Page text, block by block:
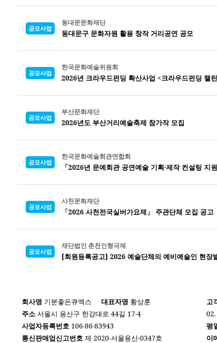
공모사업
동대문문화재단
동대문구 문화자원 활용 창작 거리공연 공모
공모사업
한국문화예술위원회
2026년 크라우드펀딩 확산사업 <크라우드펀딩 챌
공모사업
부산문화재단
2026년도 부산거리예술축제 참가작 모집
공모사업
한국문화예술회관연합회
「2026년 문예회관 공연예술 기획·제작 컨설팅
공모사업
사천문화재단
「2026 사천전국실버가요제」 주관단체 모집 공고
공모사업
재단법인 춘천인형극제
[회원등록공고] 2026 예술단체의 예비예술인 현
회사명 기분좋은큐엑스 대표자명 황상훈
주소 서울시 용산구 한강대로 44길 17-4
사업자등록번호 106-86-83943
통신판매업신고번호 제 2020-서울용산-0347호
고
평
이